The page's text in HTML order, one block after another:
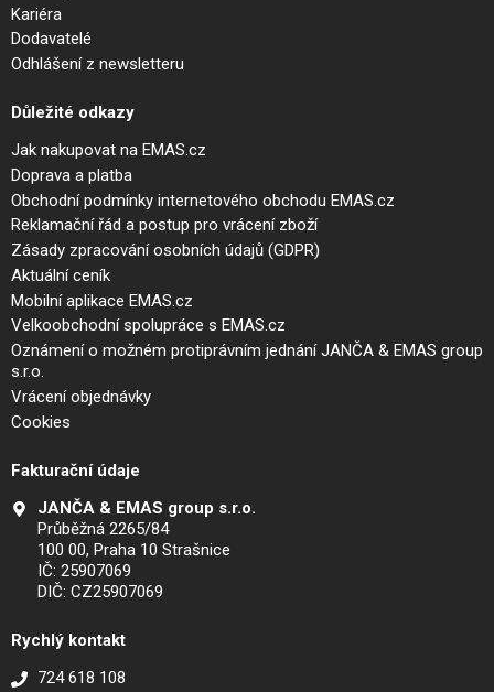
Kariéra
Dodavatelé
Odhlášení z newsletteru
Důležité odkazy
Jak nakupovat na EMAS.cz
Doprava a platba
Obchodní podmínky internetového obchodu EMAS.cz
Reklamační řád a postup pro vrácení zboží
Zásady zpracování osobních údajů (GDPR)
Aktuální ceník
Mobilní aplikace EMAS.cz
Velkoobchodní spolupráce s EMAS.cz
Oznámení o možném protiprávním jednání JANČA & EMAS group
s.r.o.
Vrácení objednávky
Cookies
Fakturační údaje
JANČA & EMAS group s.r.o.
Průběžná 2265/84
100 00, Praha 10 Strašnice
IČ: 25907069
DIČ: CZ25907069
Rychlý kontakt
724 618 108